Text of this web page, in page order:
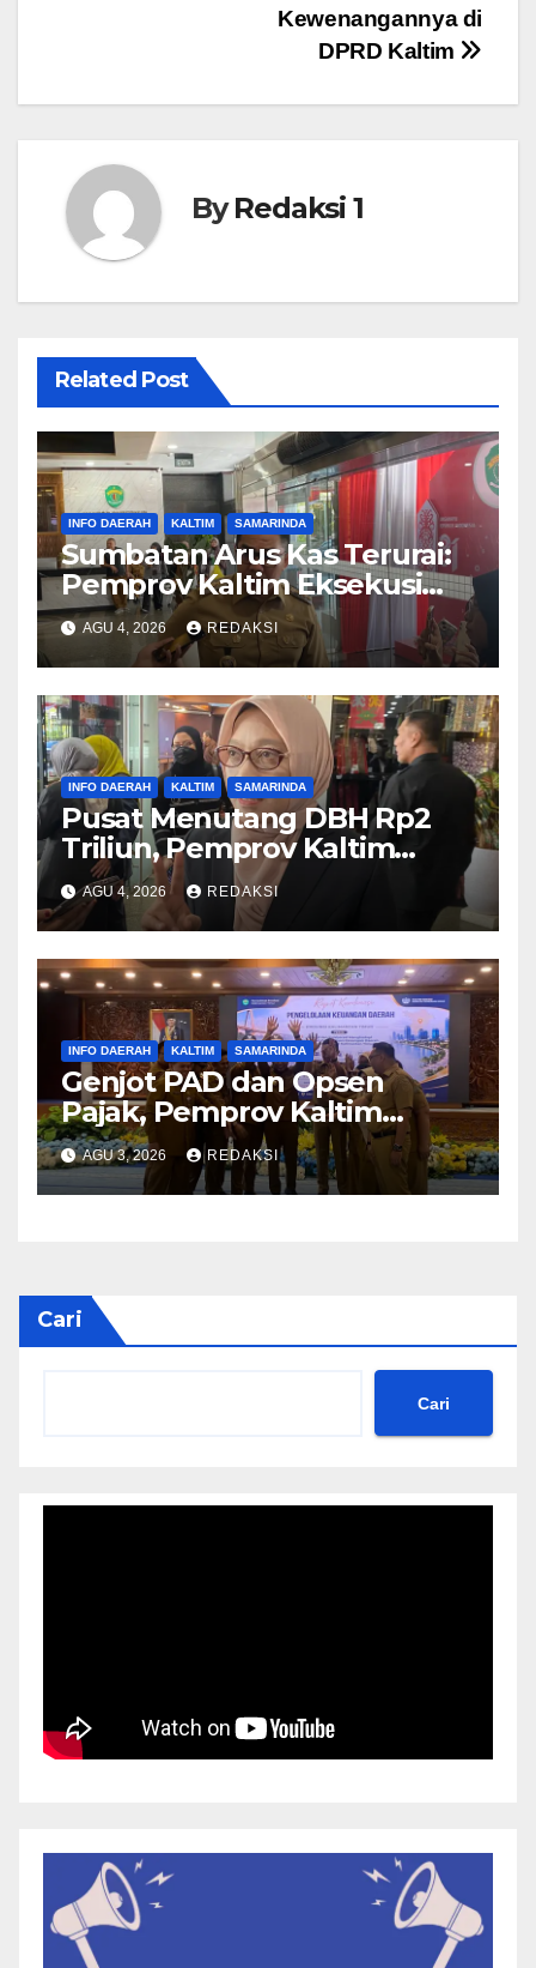
Kewenangannya di
DPRD Kaltim
ByRedaksi 1
Related Post
INFO DAERAH KALTIM SAMARINDA
Sumbatan Arus Kas Terurai:
Pemprov Kaltim Eksekusi
Transfer Bankeu 0 Persen ke
Kabupaten/Kota
AGU 4, 2026 REDAKSI
INFO DAERAH KALTIM SAMARINDA
Pusat Menutang DBH Rp2
Triliun, Pemprov Kaltim
Matangkan Data Konsolidasi
Sebelum Menghadap
Kemenkeu
AGU 4, 2026 REDAKSI
INFO DAERAH KALTIM SAMARINDA
Genjot PAD dan Opsen
Pajak, Pemprov Kaltim
Konsolidasi Fiskal Bersama 10
Kabupaten/Kota
AGU 3, 2026 REDAKSI
Cari
Cari